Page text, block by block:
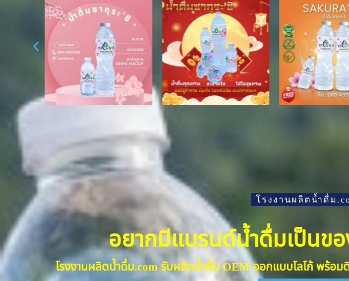
โรงงานผลิตน้ำดื่ม
อยากมีแบรนด์น้ำดื่มเป็นข
โรงงานผลิตน้ำดื่ม.com รับผลิตน้ำดื่ม OEM ออกแบบโลโก้ พร้อ